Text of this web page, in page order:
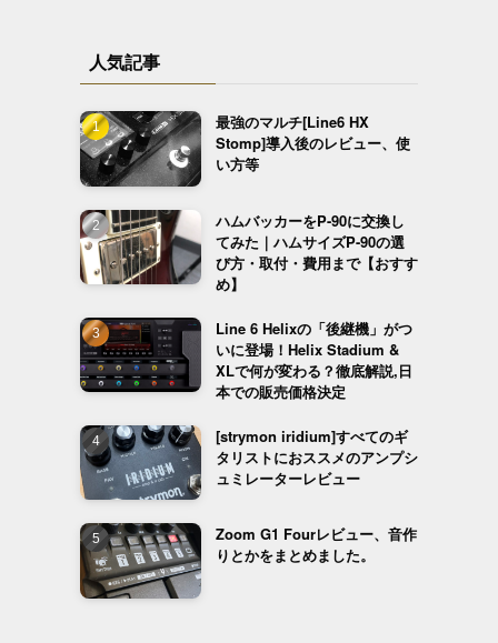
人気記事
最強のマルチ[Line6 HX
Stomp]導入後のレビュー、使
い方等
ハムバッカーをP-90に交換し
てみた｜ハムサイズP-90の選
び方・取付・費用まで【おすす
め】
Line 6 Helixの「後継機」がつ
いに登場！Helix Stadium &
XLで何が変わる？徹底解説,日
本での販売価格決定
[strymon iridium]すべてのギ
タリストにおススメのアンプシ
ュミレーターレビュー
Zoom G1 Fourレビュー、音作
りとかをまとめました。